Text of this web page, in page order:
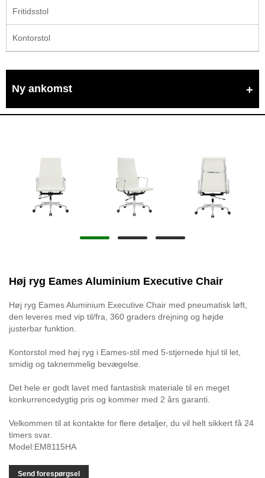
Fritidsstol
Kontorstol
Ny ankomst
Høj ryg Eames Aluminium Executive Chair
Høj ryg Eames Aluminium Executive Chair med pneumatisk løft,
den leveres med vip til/fra, 360 graders drejning og højde
justerbar funktion.
Kontorstol med høj ryg i Eames-stil med 5-stjernede hjul til let,
smidig og taknemmelig bevægelse.
Det hele er godt lavet med fantastisk materiale til en meget
konkurrencedygtig pris og kommer med 2 års garanti.
Velkommen til at kontakte for flere detaljer, du vil helt sikkert få 24
timers svar.
Model:EM8115HA
Send forespørgsel